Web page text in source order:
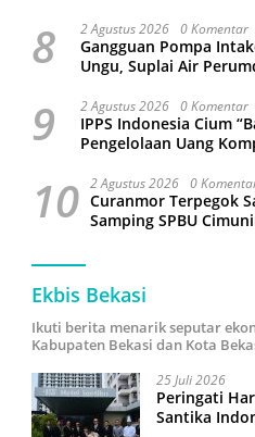
8 2 Agustus 2026 0 Komentar
Gangguan Pompa
Ungu, Suplai Air
9 2 Agustus 2026 0 Komentar
IPPS Indonesia Cium
Pengelolaan Uang
10 2 Agustus 2026 0
Curanmor Terpegok
Samping SPBU
Ekbis Bekasi
Ikuti berita menarik seputar
Kabupaten Bekasi dan Kota
25 Juli 2026
Peringati
Santika